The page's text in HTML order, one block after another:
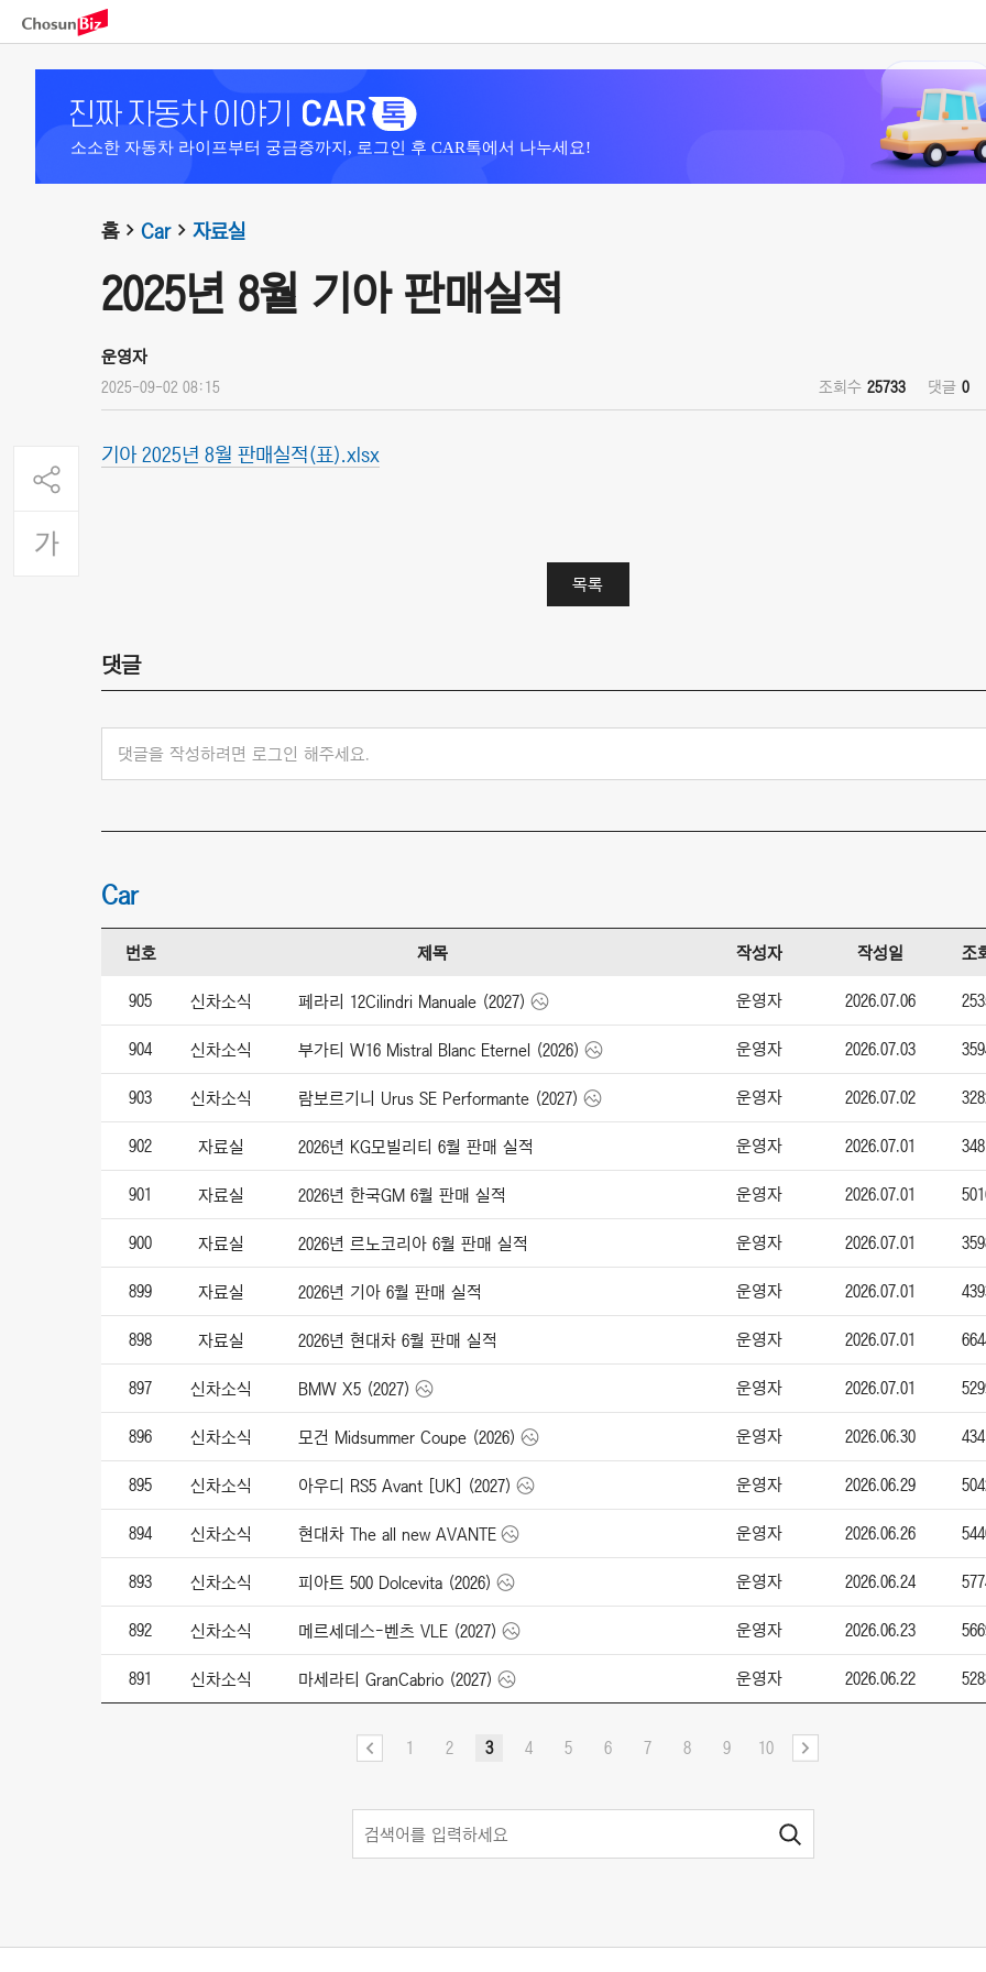
소소한 자동차 라이프부터 궁금증까지, 로그인 후 CAR톡에서 나누세요!
홈 Car 자료실
2025년 8월 기아 판매실적
운영자
2025-09-02 08:15 조회수 25733 댓글 0
기아 2025년 8월 판매실적(표).xlsx
목록
댓글
댓글을 작성하려면 로그인 해주세요.
Car
번호 제목 작성자 작성일 조
905 신차소식 페라리 12Cilindri Manuale (2027) 운영자 2026.07.06
904 신차소식 부가티 W16 Mistral Blanc Eternel (2026) 운영자 2026.07.03
903 신차소식 람보르기니 Urus SE Performante (2027) 운영자 2026.07.02
902 자료실 2026년 KG모빌리티 6월 판매 실적 운영자 2026.07.01
901 자료실 2026년 한국GM 6월 판매 실적 운영자 2026.07.01
900 자료실 2026년 르노코리아 6월 판매 실적 운영자 2026.07.01
899 자료실 2026년 기아 6월 판매 실적 운영자 2026.07.01
898 자료실 2026년 현대차 6월 판매 실적 운영자 2026.07.01
897 신차소식 BMW X5 (2027) 운영자 2026.07.01
896 신차소식 모건 Midsummer Coupe (2026) 운영자 2026.06.30
895 신차소식 아우디 RS5 Avant [UK] (2027) 운영자 2026.06.29
894 신차소식 현대차 The all new AVANTE 운영자 2026.06.26
893 신차소식 피아트 500 Dolcevita (2026) 운영자 2026.06.24
892 신차소식 메르세데스-벤츠 VLE (2027) 운영자 2026.06.23
891 신차소식 마세라티 GranCabrio (2027) 운영자 2026.06.22
1 2 3 4 5 6 7 8 9 10